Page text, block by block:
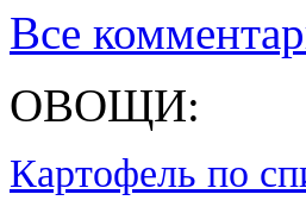
Все
ОВОЩИ:
Картофель по